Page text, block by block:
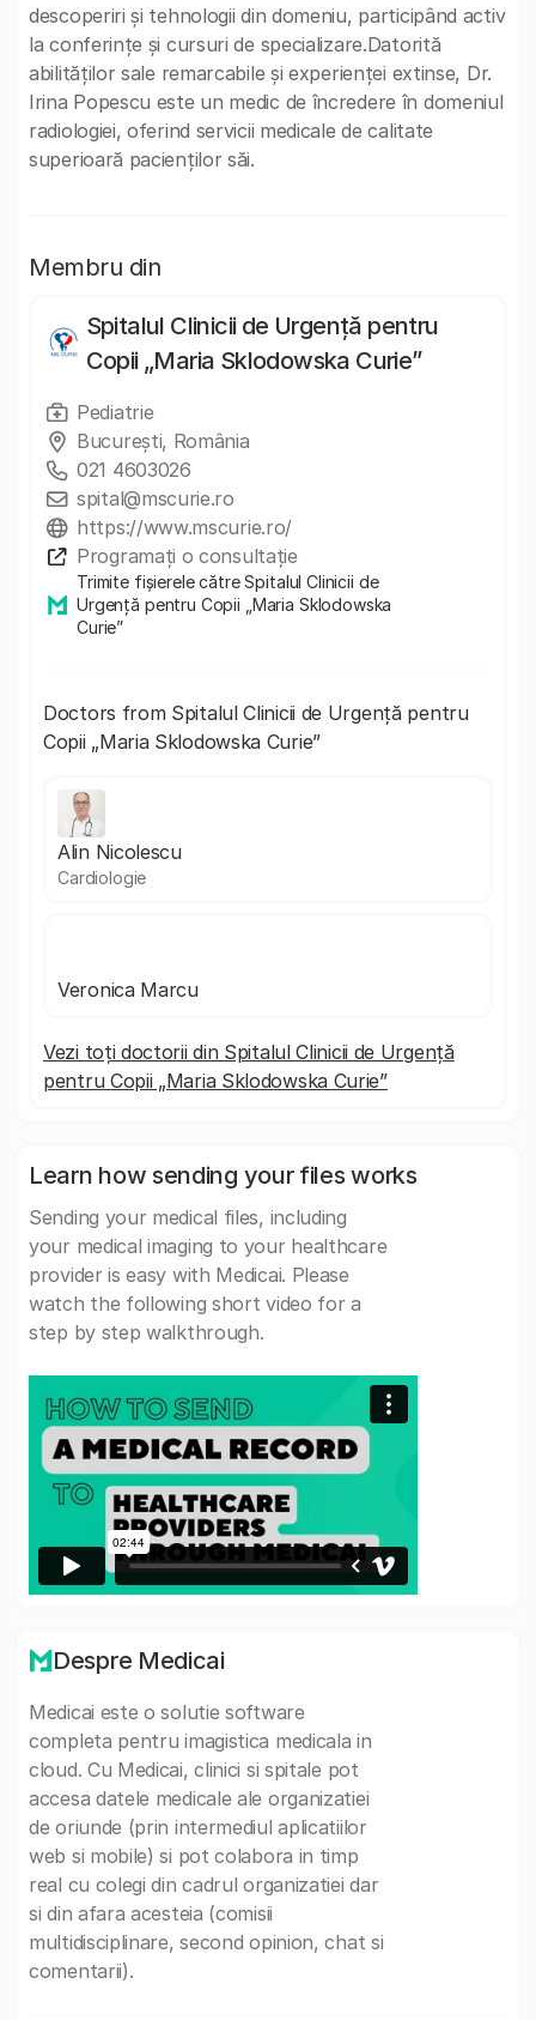
descoperiri și tehnologii din domeniu, participând activ
la conferințe și cursuri de specializare.Datorită
abilităților sale remarcabile și experienței extinse, Dr.
Irina Popescu este un medic de încredere în domeniul
radiologiei, oferind servicii medicale de calitate
superioară pacienților săi.
Membru din
Spitalul Clinicii de Urgență pentru
Copii „Maria Sklodowska Curie”
Pediatrie
Bucureşti, România
021 4603026
spital@mscurie.ro
https://www.mscurie.ro/
Programați o consultație
Trimite fișierele către Spitalul Clinicii de
Urgență pentru Copii „Maria Sklodowska
Curie”
Doctors from Spitalul Clinicii de Urgență pentru
Copii „Maria Sklodowska Curie”
Alin Nicolescu
Cardiologie
Veronica Marcu
Vezi toți doctorii din Spitalul Clinicii de Urgență
pentru Copii „Maria Sklodowska Curie”
Learn how sending your files works
Sending your medical files, including
your medical imaging to your healthcare
provider is easy with Medicai. Please
watch the following short video for a
step by step walkthrough.
Despre Medicai
Medicai este o solutie software
completa pentru imagistica medicala in
cloud. Cu Medicai, clinici si spitale pot
accesa datele medicale ale organizatiei
de oriunde (prin intermediul aplicatiilor
web si mobile) si pot colabora in timp
real cu colegi din cadrul organizatiei dar
si din afara acesteia (comisii
multidisciplinare, second opinion, chat si
comentarii).